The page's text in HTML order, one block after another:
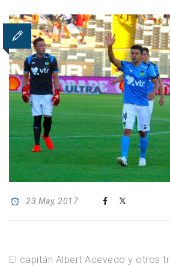
23 May, 2017
El capitán Albert Acevedo y otros